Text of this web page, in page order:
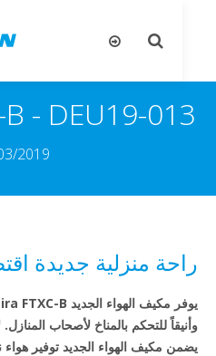
B - DEU19-
20/03/2019
منزلية جديدة
للتحكم بالمناخ لأصحاب المنازل.
مكيف الهواء الجديد توفير هواء